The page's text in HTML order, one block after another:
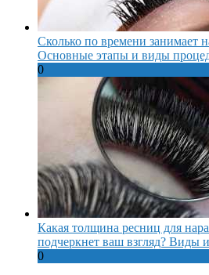
Сколько по времени занимает
Основные этапы и виды
0
Какая толщина ресниц для
подчеркнет ваш взгляд? Виды
0